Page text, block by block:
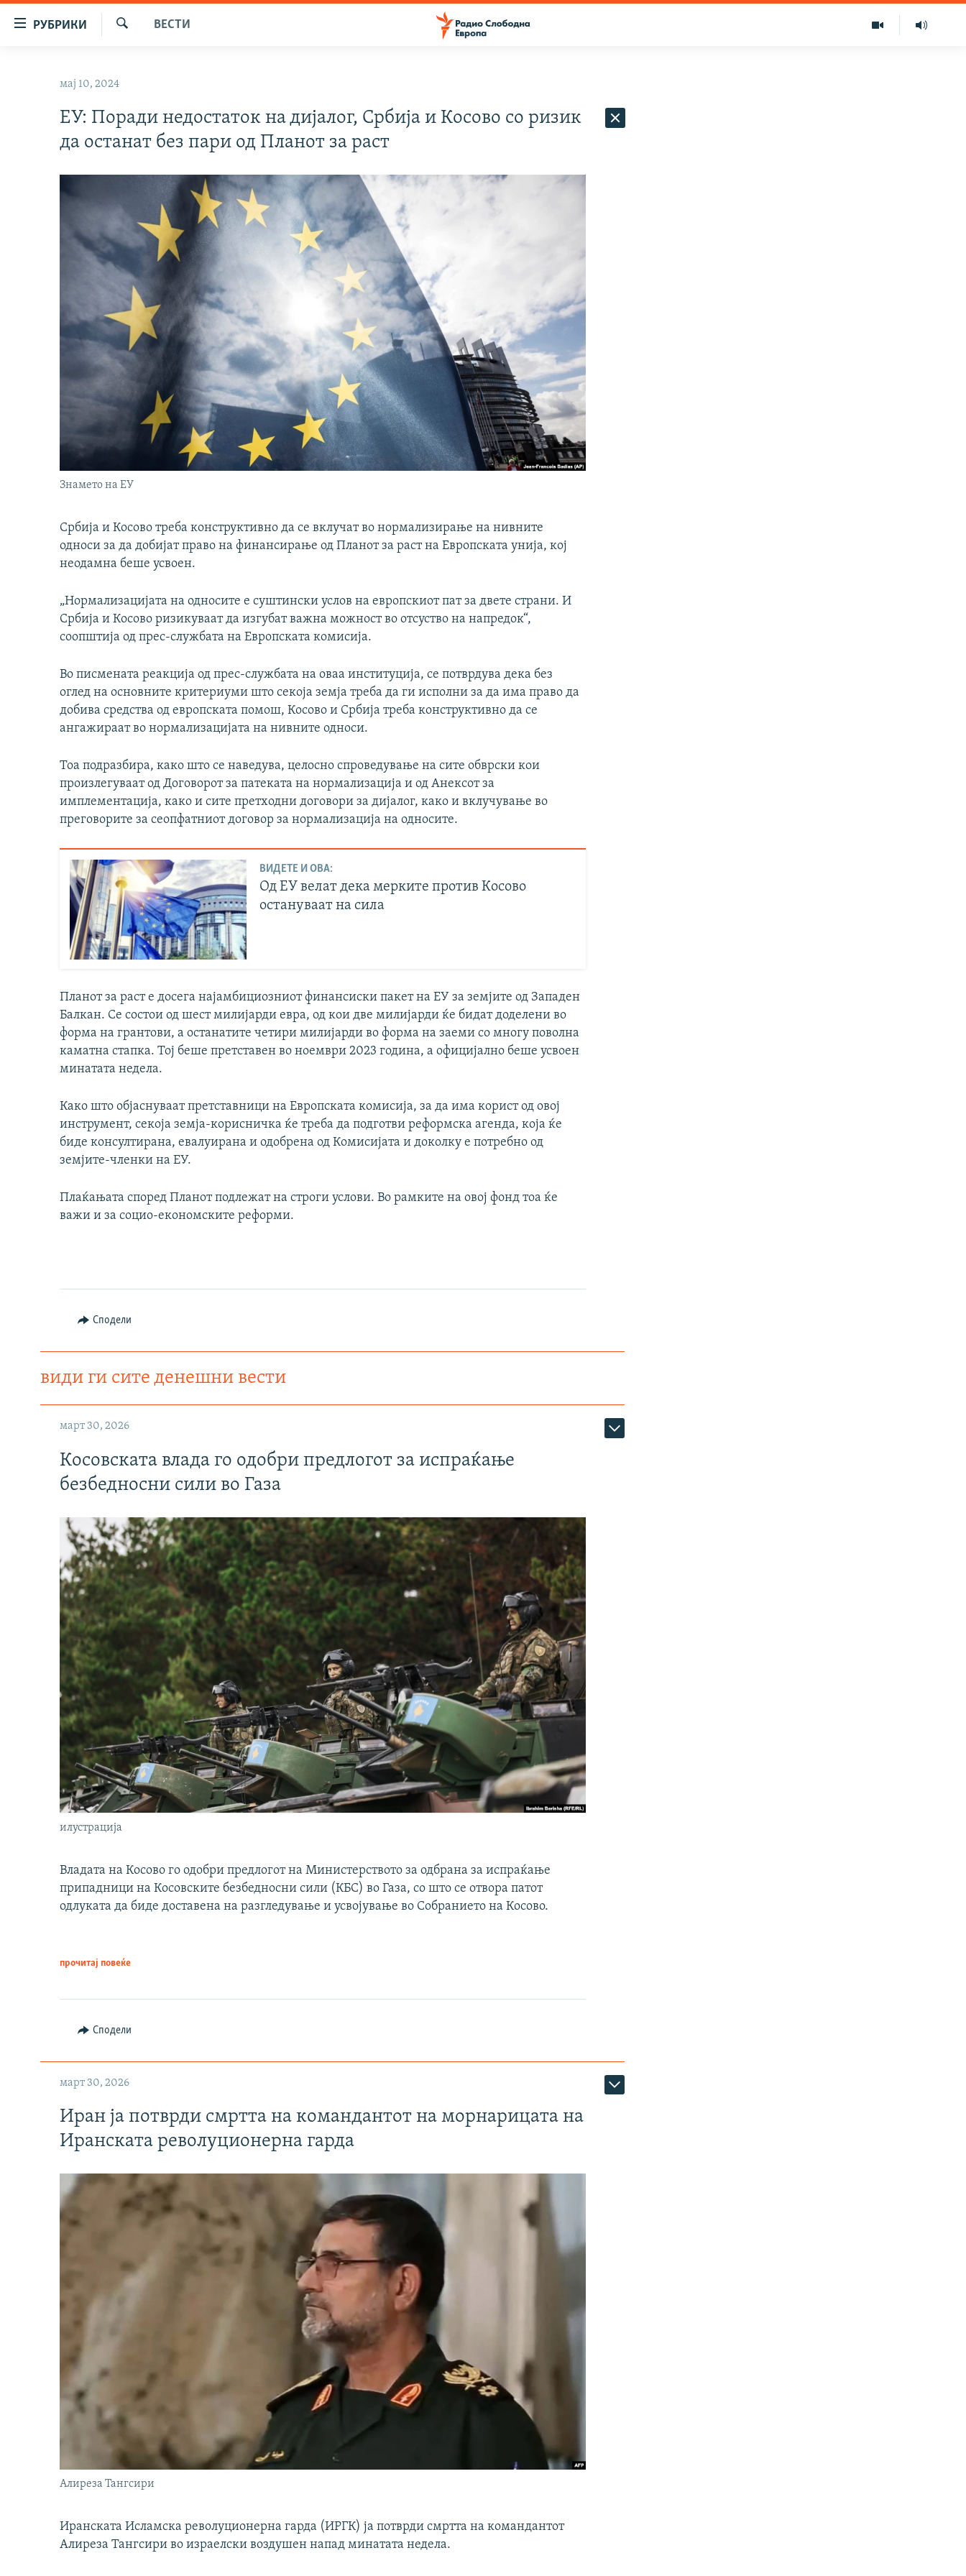
РУБРИКИ
ВИЗУЕЛНО
ПРИЈАВИ СЕ ЗА ЊУЗЛЕТЕР
ВЕСТИ
мај 10, 2024
ЕУ: Поради недостаток на дијалог, Србија и Косово со ризик
да останат без пари од Планот за раст
Знамето на ЕУ
Србија и Косово треба конструктивно да се вклучат во нормализирање на нивните
односи за да добијат право на финансирање од Планот за раст на Европската унија, кој
неодамна беше усвоен.
„Нормализацијата на односите е суштински услов на европскиот пат за двете страни. И
Србија и Косово ризикуваат да изгубат важна можност во отсуство на напредок“,
соопштија од прес-службата на Европската комисија.
Во писмената реакција од прес-службата на оваа институција, се потврдува дека без
оглед на основните критериуми што секоја земја треба да ги исполни за да има право да
добива средства од европската помош, Косово и Србија треба конструктивно да се
ангажираат во нормализацијата на нивните односи.
Тоа подразбира, како што се наведува, целосно спроведување на сите обврски кои
произлегуваат од Договорот за патеката на нормализација и од Анексот за
имплементација, како и сите претходни договори за дијалог, како и вклучување во
преговорите за сеопфатниот договор за нормализација на односите.
ВИДЕТЕ И ОВА:
Од ЕУ велат дека мерките против Косово
остануваат на сила
Планот за раст е досега најамбициозниот финансиски пакет на ЕУ за земјите од Западен
Балкан. Се состои од шест милијарди евра, од кои две милијарди ќе бидат доделени во
форма на грантови, а останатите четири милијарди во форма на заеми со многу поволна
каматна стапка. Тој беше претставен во ноември 2023 година, а официјално беше усвоен
минатата недела.
Како што објаснуваат претставници на Европската комисија, за да има корист од овој
инструмент, секоја земја-корисничка ќе треба да подготви реформска агенда, која ќе
биде консултирана, евалуирана и одобрена од Комисијата и доколку е потребно од
земјите-членки на ЕУ.
Плаќањата според Планот подлежат на строги услови. Во рамките на овој фонд тоа ќе
важи и за социо-економските реформи.
Сподели
види ги сите денешни вести
март 30, 2026
Косовската влада го одобри предлогот за испраќање
безбедносни сили во Газа
илустрација
Владата на Косово го одобри предлогот на Министерството за одбрана за испраќање
припадници на Косовските безбедносни сили (КБС) во Газа, со што се отвора патот
одлуката да биде доставена на разгледување и усвојување во Собранието на Косово.
прочитај повеќе
Сподели
март 30, 2026
Иран ја потврди смртта на командантот на морнарицата на
Иранската револуционерна гарда
Алиреза Тангсири
Иранската Исламска револуционерна гарда (ИРГК) ја потврди смртта на командантот
Алиреза Тангсири во израелски воздушен напад минатата недела.